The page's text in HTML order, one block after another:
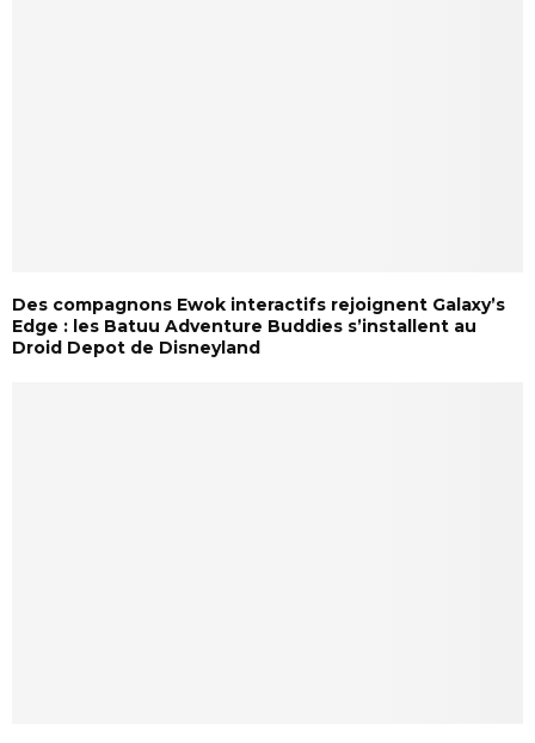
Des compagnons Ewok interactifs rejoignent Galaxy’s
Edge : les Batuu Adventure Buddies s’installent au
Droid Depot de Disneyland